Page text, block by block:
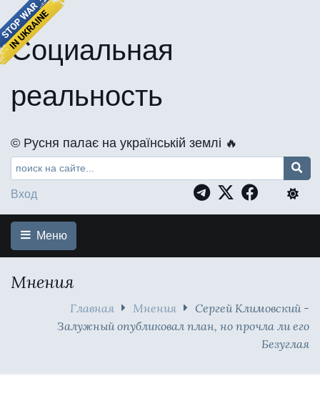
Социальная
реальность
©️ Русня палає на українській землі 🔥
Вход
Меню
Мнения
Главная Мнения
Сергей Климовский -
Залужный опубликовал план, но прочла ли его
Безуглая